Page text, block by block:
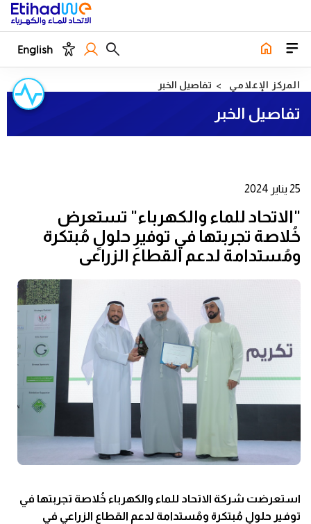
English
المركز الإعلامي تفاصيل الخبر
تفاصيل الخبر
25 يناير 2024
"الاتحاد للماء والكهرباء" تستعرض
خُلاصة تجربتها في توفيرِ حلولٍ مُبتكرة
ومُستدامة لدعمِ القطاع الزراعي
استعرضت شركة الاتحاد للماء والكهرباء خُلاصة تجربتها في
توفيرِ حلولٍ مُبتكرة ومُستدامة لدعمِ القطاع الزراعي في